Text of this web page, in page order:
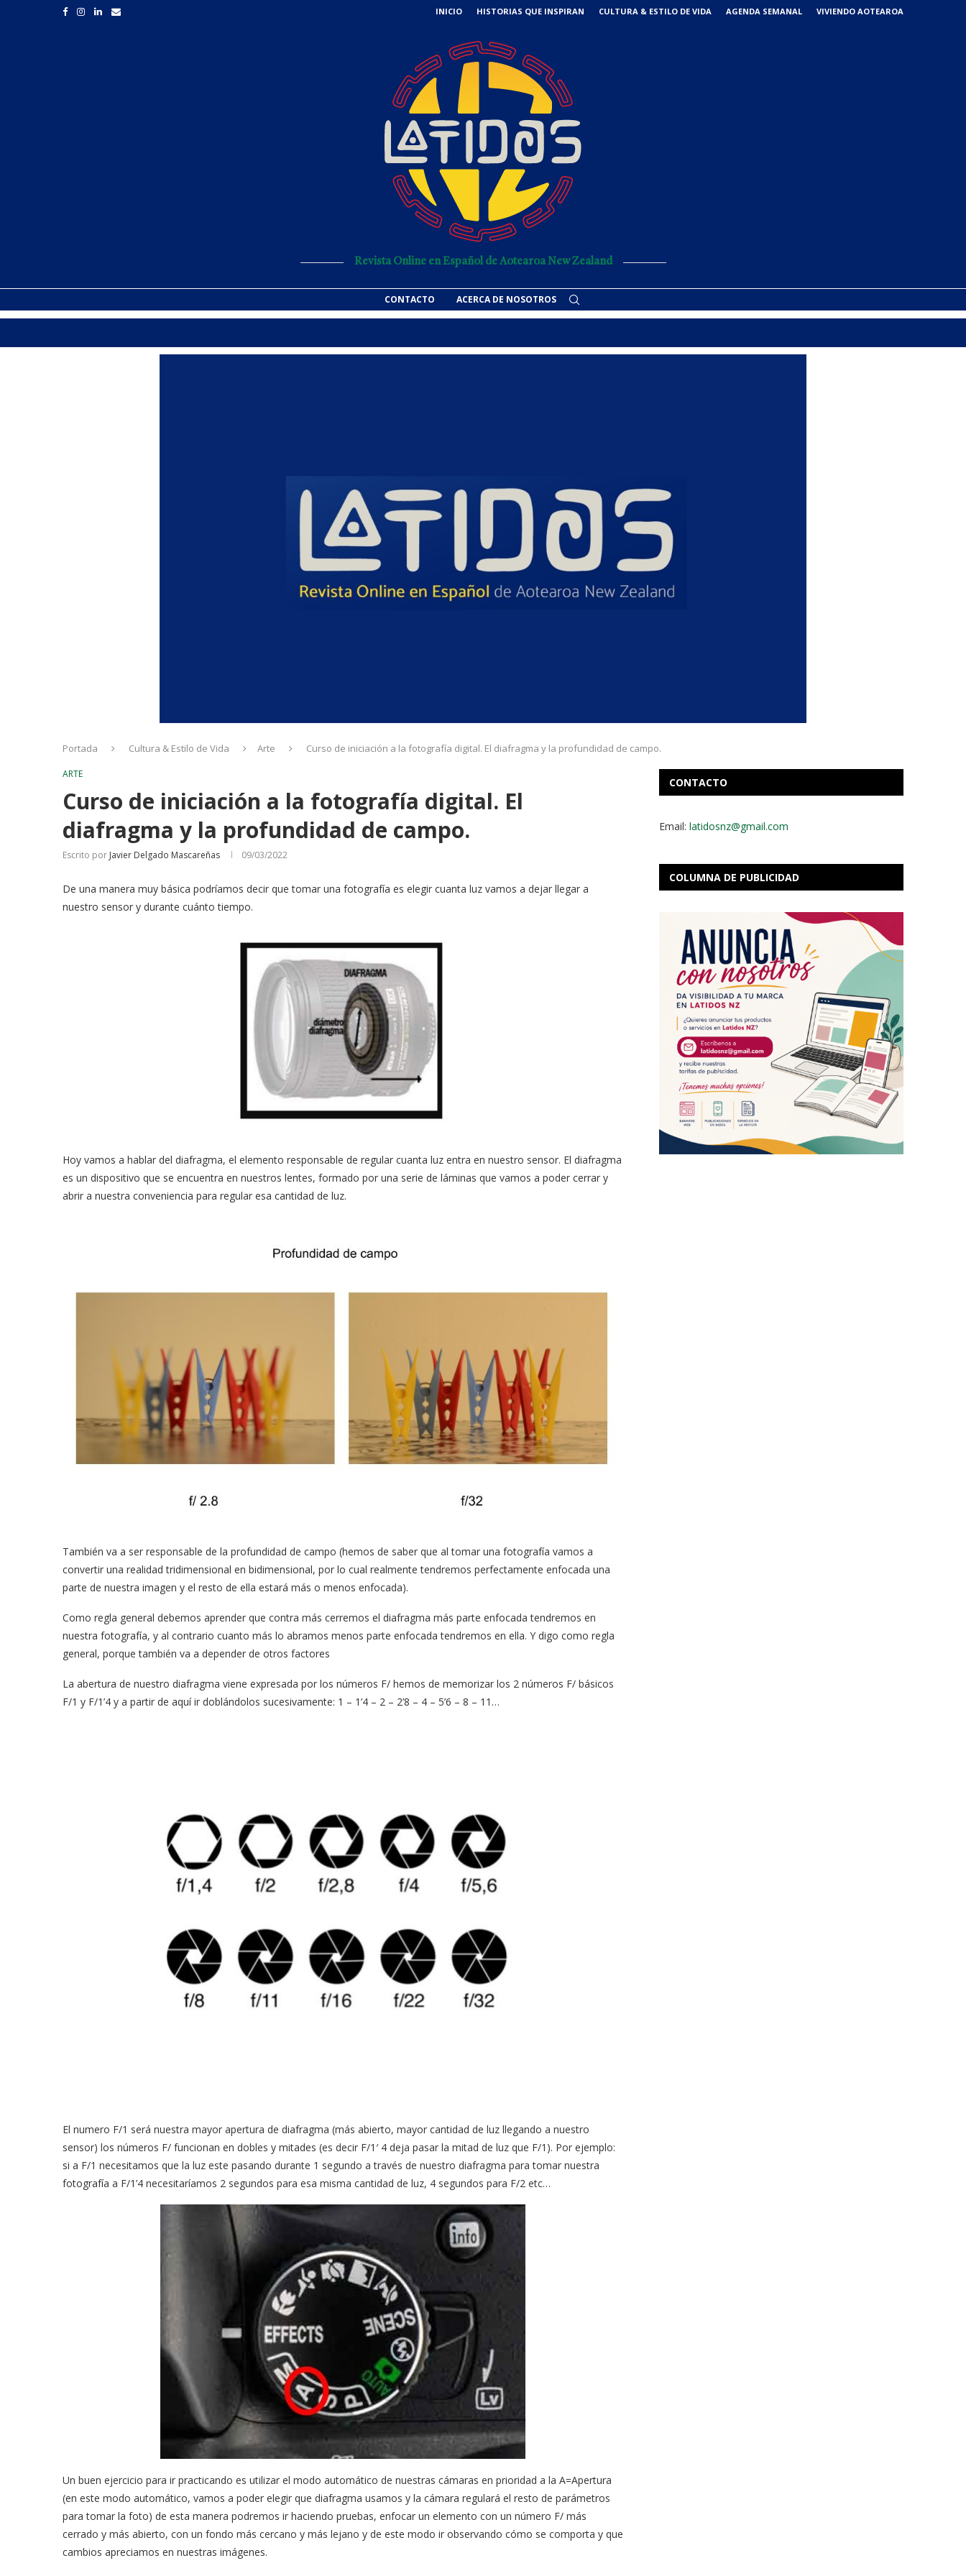
INICIO HISTORIAS QUE INSPIRAN CULTURA & ESTILO DE VIDA AGENDA SEMANAL VIVIENDO AOTEAROA
Revista Online en Español de Aotearoa New Zealand
CONTACTO ACERCA DE NOSOTROS
Portada Cultura & Estilo de Vida Arte Curso de iniciación a la fotografía digital. El diafragma y la profundidad de campo.
ARTE
Curso de iniciación a la fotografía digital. El
diafragma y la profundidad de campo.
Escrito por Javier Delgado Mascareñas 09/03/2022
De una manera muy básica podríamos decir que tomar una fotografía es elegir cuanta luz vamos a dejar llegar a
nuestro sensor y durante cuánto tiempo.
Hoy vamos a hablar del diafragma, el elemento responsable de regular cuanta luz entra en nuestro sensor. El diafragma
es un dispositivo que se encuentra en nuestros lentes, formado por una serie de láminas que vamos a poder cerrar y
abrir a nuestra conveniencia para regular esa cantidad de luz.
También va a ser responsable de la profundidad de campo (hemos de saber que al tomar una fotografía vamos a
convertir una realidad tridimensional en bidimensional, por lo cual realmente tendremos perfectamente enfocada una
parte de nuestra imagen y el resto de ella estará más o menos enfocada).
Como regla general debemos aprender que contra más cerremos el diafragma más parte enfocada tendremos en
nuestra fotografía, y al contrario cuanto más lo abramos menos parte enfocada tendremos en ella. Y digo como regla
general, porque también va a depender de otros factores
La abertura de nuestro diafragma viene expresada por los números F/ hemos de memorizar los 2 números F/ básicos
F/1 y F/1’4 y a partir de aquí ir doblándolos sucesivamente: 1 – 1’4 – 2 – 2’8 – 4 – 5’6 – 8 – 11…
El numero F/1 será nuestra mayor apertura de diafragma (más abierto, mayor cantidad de luz llegando a nuestro
sensor) los números F/ funcionan en dobles y mitades (es decir F/1′ 4 deja pasar la mitad de luz que F/1). Por ejemplo:
si a F/1 necesitamos que la luz este pasando durante 1 segundo a través de nuestro diafragma para tomar nuestra
fotografía a F/1’4 necesitaríamos 2 segundos para esa misma cantidad de luz, 4 segundos para F/2 etc…
Un buen ejercicio para ir practicando es utilizar el modo automático de nuestras cámaras en prioridad a la A=Apertura
(en este modo automático, vamos a poder elegir que diafragma usamos y la cámara regulará el resto de parámetros
para tomar la foto) de esta manera podremos ir haciendo pruebas, enfocar un elemento con un número F/ más
cerrado y más abierto, con un fondo más cercano y más lejano y de este modo ir observando cómo se comporta y que
cambios apreciamos en nuestras imágenes.
CONTACTO
Email: latidosnz@gmail.com
COLUMNA DE PUBLICIDAD